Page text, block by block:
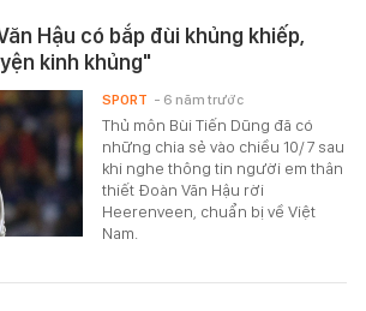
Hậu có bắp đùi khủng khiếp,
kinh khủng"
Thủ môn Bùi Tiến Dũng đã có
những chia sẻ vào chiều 10/7 sau
khi nghe thông tin người em thân
thiết Đoàn Văn Hậu rời
Heerenveen, chuẩn bị về Việt
Nam.
SPORT - 6 năm trước